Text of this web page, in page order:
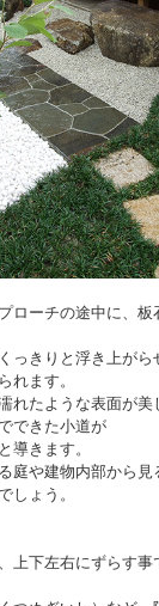
ローチの途中に、
っきりと浮き上が
れます。
れたような表面が美
できた小道が
導きます。
庭や建物内部から見
しょう。
上下左右にずらす事